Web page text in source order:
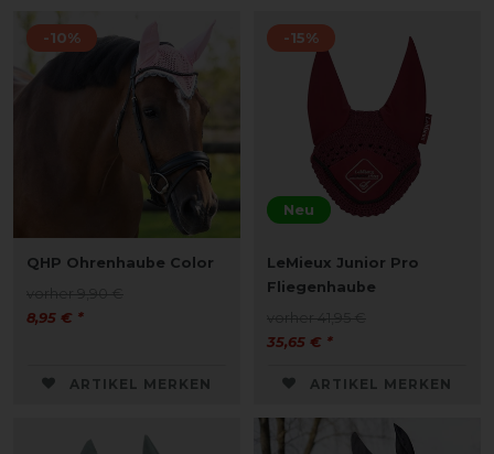
-10%
QHP Ohrenhaube Color
8,95 € *
ARTIKEL MERKEN
Neu
-15%
LeMieux Junior Pro
Fliegenhaube
35,65 € *
ARTIKEL MERKEN